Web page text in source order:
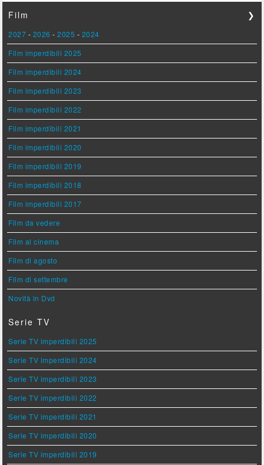
Film
❯
2027 - 2026 -2025 - 2024
Film imperdibili 2025
Film imperdibili 2024
Film imperdibili 2023
Film imperdibili 2022
Film imperdibili 2021
Film imperdibili 2020
Film imperdibili 2019
Film imperdibili 2018
Film imperdibili 2017
Film da vedere
Film al cinema
Film di agosto
Film di settembre
Novità in Dvd
Serie TV
Serie TV imperdibili 2025
Serie TV imperdibili 2024
Serie TV imperdibili 2023
Serie TV imperdibili 2022
Serie TV imperdibili 2021
Serie TV imperdibili 2020
Serie TV imperdibili 2019